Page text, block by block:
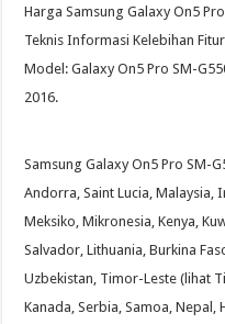
Harga Samsung Galaxy On5
Teknis Informasi Kelebihan
Model: Galaxy On5 Pro SM-
2016.
Samsung Galaxy On5 Pro SM-
Andorra, Saint Lucia, Malaysia,
Meksiko, Mikronesia, Kenya,
Salvador, Lithuania, Burkina
Uzbekistan, Timor-Leste (lihat
Kanada, Serbia, Samoa,